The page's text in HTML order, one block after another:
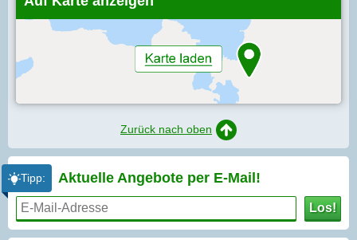
Zurück nach oben
Tipp: Aktuelle Angebote per E-Mail!
Los!